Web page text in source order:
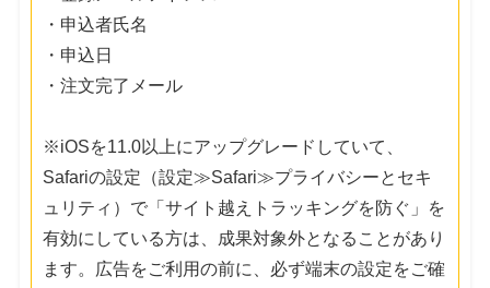
・申込者氏名
・申込日
・注文完了メール
※iOSを11.0以上にアップグレードしていて、
Safariの設定（設定≫Safari≫プライバシーとセキ
ュリティ）で「サイト越えトラッキングを防ぐ」を
有効にしている方は、成果対象外となることがあり
ます。広告をご利用の前に、必ず端末の設定をご確